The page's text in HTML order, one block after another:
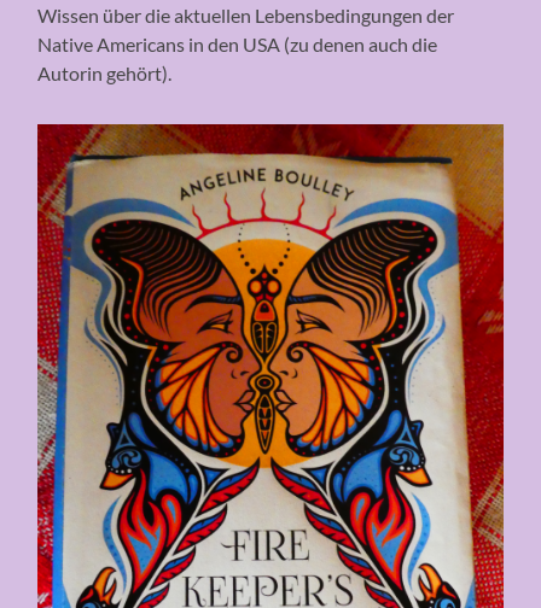
Wissen über die aktuellen Lebensbedingungen der
Native Americans in den USA (zu denen auch die
Autorin gehört).